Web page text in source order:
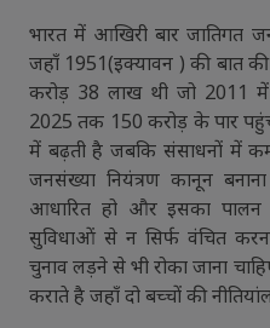
भारत में आखिरी बार जातिगत
जहाँ 1951(इक्यावन ) की बात
करोड़ 38 लाख थी जो 2011
2025 तक 150 करोड़ के पार
में बढ़ती है जबकि संसाधनों में कम
जनसंख्या नियंत्रण कानून
आधारित हो और इसका
सुविधाओं से न सिर्फ वंचित
चुनाव लड़ने से भी रोका जाना
कराते है जहाँ दो बच्चों की